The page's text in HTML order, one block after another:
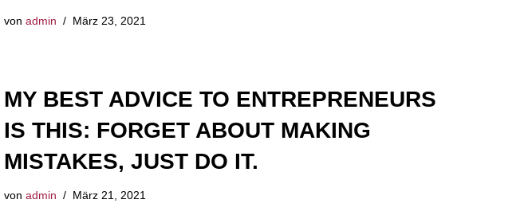
von admin März 23, 2021
MY BEST ADVICE TO ENTREPRENEURS
IS THIS: FORGET ABOUT MAKING
MISTAKES, JUST DO IT.
von admin März 21, 2021